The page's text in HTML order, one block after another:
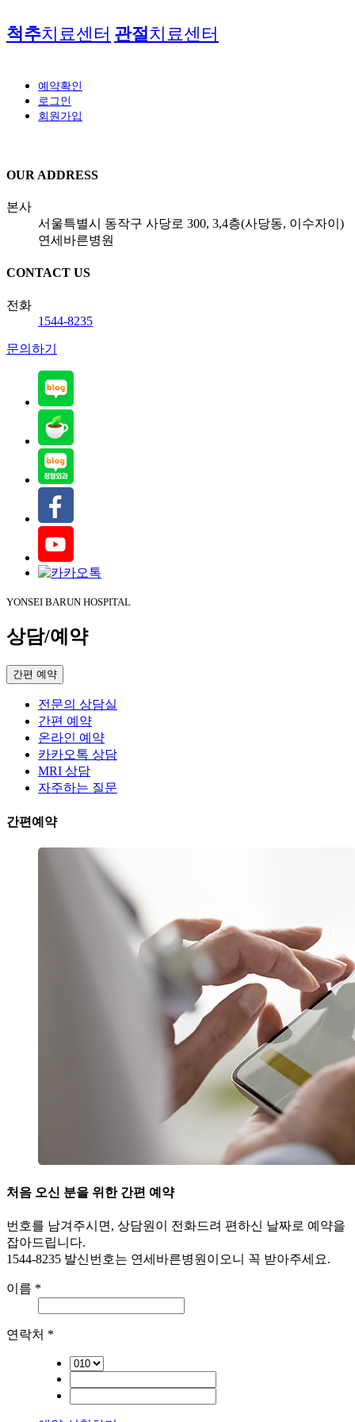
척추치료센터 관절치료센터
예약확인
로그인
회원가입
OUR ADDRESS
본사
서울특별시 동작구 사당로 300, 3,4층(사당동, 이수자이)
연세바른병원
CONTACT US
전화
1544-8235
문의하기
YONSEI BARUN HOSPITAL
상담/예약
간편 예약
전문의 상담실
간편 예약
온라인 예약
카카오톡 상담
MRI 상담
자주하는 질문
간편예약
처음 오신 분을 위한 간편 예약
번호를 남겨주시면, 상담원이 전화드려 편하신 날짜로 예약을
잡아드립니다.
1544-8235 발신번호는 연세바른병원이오니 꼭 받아주세요.
이름 *
연락처 *